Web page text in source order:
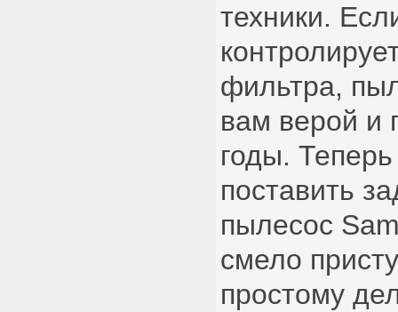
техники.
фильтра,
вам верой и
годы.
поставить
пылесос
смело
простому